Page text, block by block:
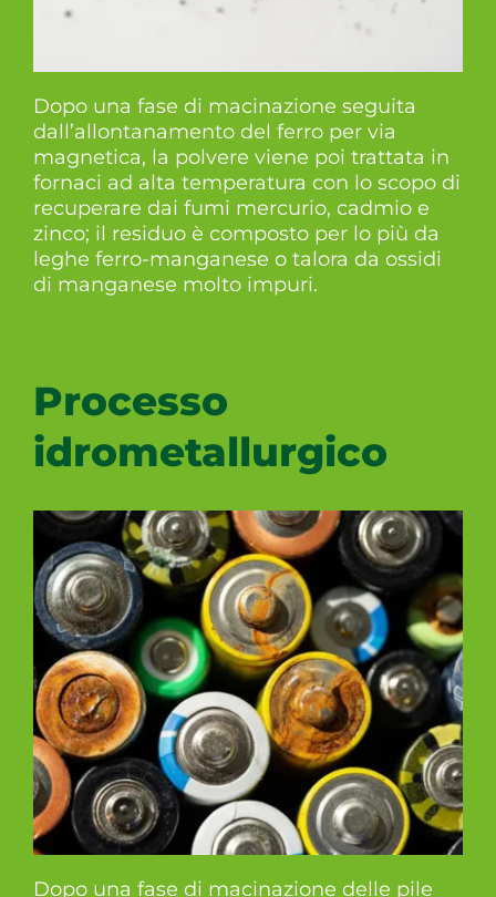
Dopo una fase di macinazione seguita
dall’allontanamento del ferro per via
magnetica, la polvere viene poi trattata in
fornaci ad alta temperatura con lo scopo di
recuperare dai fumi mercurio, cadmio e
zinco; il residuo è composto per lo più da
leghe ferro-manganese o talora da ossidi
di manganese molto impuri.
Processo
idrometallurgico
Dopo una fase di macinazione delle pile